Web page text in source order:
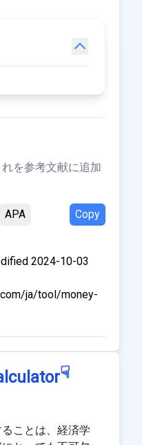
を参考文献に追加
APA Copy
2024-10-03
ja/tool/money-
☟
ことは、経済学